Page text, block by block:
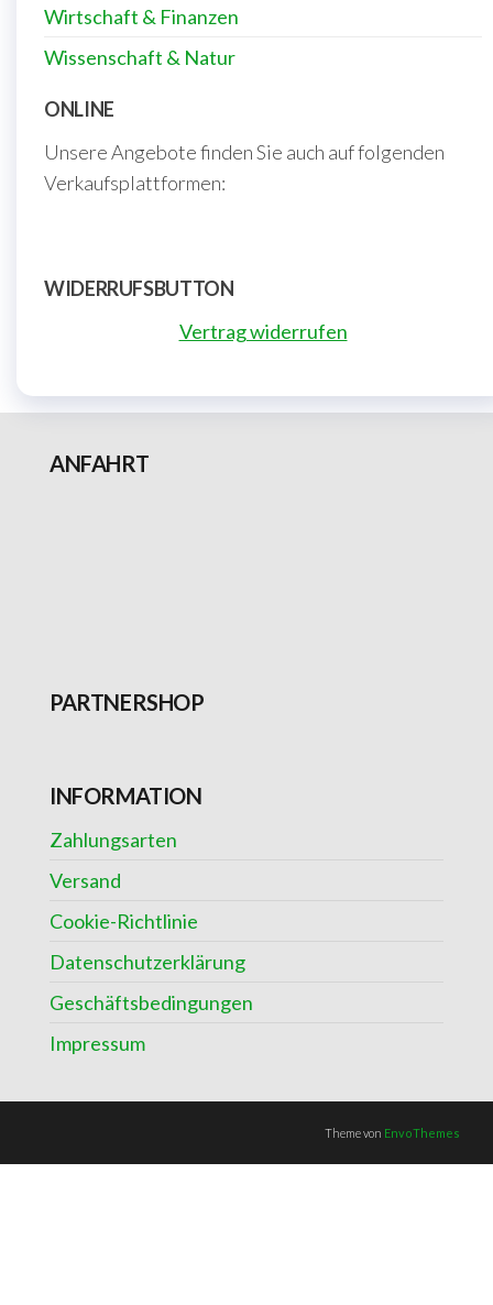
Wirtschaft & Finanzen
Wissenschaft & Natur
ONLINE
Unsere Angebote finden Sie auch auf folgenden
Verkaufsplattformen:
WIDERRUFSBUTTON
Vertrag widerrufen
ANFAHRT
PARTNERSHOP
INFORMATION
Zahlungsarten
Versand
Cookie-Richtlinie
Datenschutzerklärung
Geschäftsbedingungen
Impressum
Theme von EnvoThemes